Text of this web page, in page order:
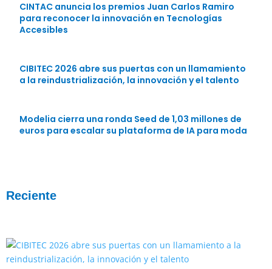
CINTAC anuncia los premios Juan Carlos Ramiro
para reconocer la innovación en Tecnologías
Accesibles
CIBITEC 2026 abre sus puertas con un llamamiento
a la reindustrialización, la innovación y el talento
Modelia cierra una ronda Seed de 1,03 millones de
euros para escalar su plataforma de IA para moda
Reciente